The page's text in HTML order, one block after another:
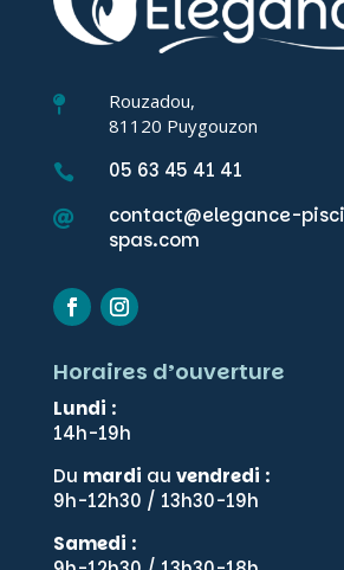

Rouzadou,
81120 Puygouzon
 05 63 45 41 41

contact@elegance-
spas.com
Horaires d’ouverture
Lundi :
14h-19h
Du mardi au vendredi :
9h-12h30 / 13h30-19h
Samedi :